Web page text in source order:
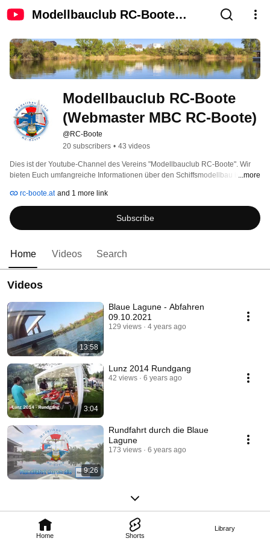
Modellbauclub RC-Boote
Home Shorts
Library
Modellbauclub RC-Boote
(Webmaster MBC RC-Boote)
@RC-Boote
20 subscribers • 43 videos
Dies ist der Youtube-Channel des Vereins "Modellbauclub RC-Boote". Wir
bieten Euch umfangreiche Informationen über den Schiffsmodellbau in
abzudecken, was mit "Modellbau" und "Wasser" zu tun hat: Segelboote,
Funktionsmodelle, Rennboote, Flugboot, U-Boote u.s.w.
...more
rc-boote.at and 1 more link
Subscribe
Home Videos Search
Videos
13:58
Blaue Lagune - Abfahren
09.10.2021
129 views 4 years ago
3:04
Lunz 2014 Rundgang
42 views 6 years ago
9:26
Rundfahrt durch die Blaue
Lagune
173 views 6 years ago